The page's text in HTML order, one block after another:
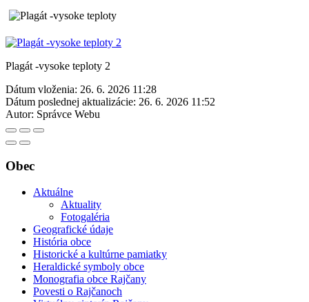
Plagát -vysoke teploty 2
Dátum vloženia: 26. 6. 2026 11:28
Dátum poslednej aktualizácie: 26. 6. 2026 11:52
Autor: Správce Webu
Obec
Aktuálne
Aktuality
Fotogaléria
Geografické údaje
História obce
Historické a kultúrne pamiatky
Heraldické symboly obce
Monografia obce Rajčany
Povesti o Rajčanoch